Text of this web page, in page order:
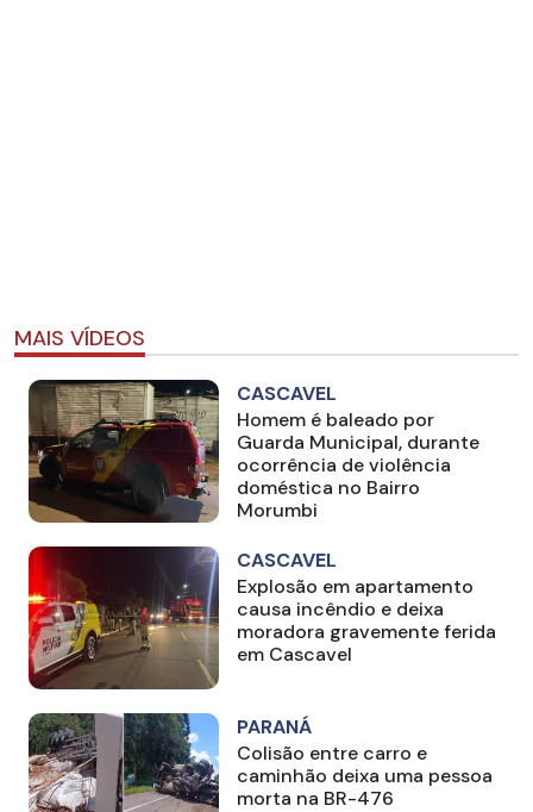
MAIS VÍDEOS
CASCAVEL
Homem é baleado por
Guarda Municipal, durante
ocorrência de violência
doméstica no Bairro
Morumbi
CASCAVEL
Explosão em apartamento
causa incêndio e deixa
moradora gravemente ferida
em Cascavel
PARANÁ
Colisão entre carro e
caminhão deixa uma pessoa
morta na BR-476